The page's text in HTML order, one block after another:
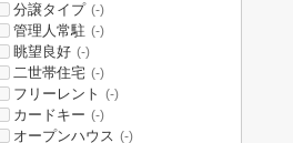
分譲タイプ (-)
管理人常駐 (-)
眺望良好 (-)
二世帯住宅 (-)
フリーレント (-)
カードキー (-)
オープンハウス (-)